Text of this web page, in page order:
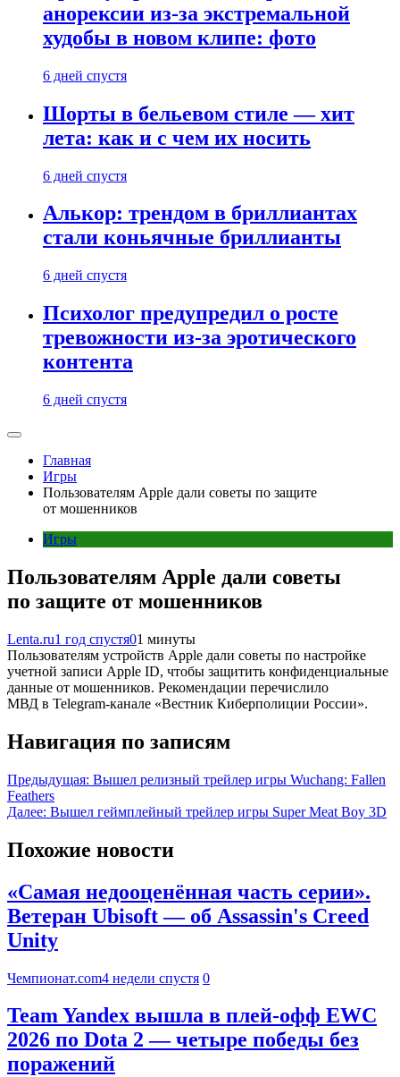
анорексии из-за экстремальной
худобы в новом клипе: фото
6 дней спустя
Шорты в бельевом стиле — хит
лета: как и с чем их носить
6 дней спустя
Алькор: трендом в бриллиантах
стали коньячные бриллианты
6 дней спустя
Психолог предупредил о росте
тревожности из-за эротического
контента
6 дней спустя
Главная
Игры
Пользователям Apple дали советы по защите
от мошенников
Игры
Пользователям Apple дали советы
по защите от мошенников
Lenta.ru1 год спустя01 минуты
Пользователям устройств Apple дали советы по настройке
учетной записи Apple ID, чтобы защитить конфиденциальные
данные от мошенников. Рекомендации перечислило
МВД в Telegram-канале «Вестник Киберполиции России».
Навигация по записям
Предыдущая: Вышел релизный трейлер игры Wuchang: Fallen
Feathers
Далее: Вышел геймплейный трейлер игры Super Meat Boy 3D
Похожие новости
«Самая недооценённая часть серии».
Ветеран Ubisoft — об Assassin's Creed
Unity
Чемпионат.com4 недели спустя 0
Team Yandex вышла в плей-офф EWC
2026 по Dota 2 — четыре победы без
поражений